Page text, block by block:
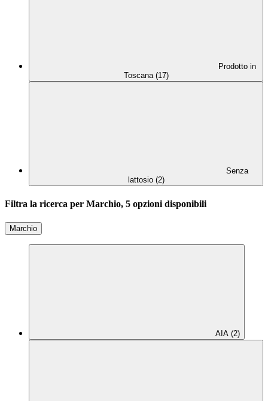
Prodotto in
Toscana (17)
Senza
lattosio (2)
Filtra la ricerca per Marchio, 5 opzioni disponibili
Marchio
AIA (2)